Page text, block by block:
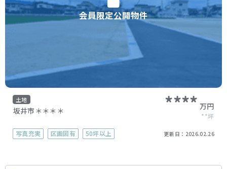
会員限定公開物件
土地
坂井市＊＊＊＊ **** 万円
**坪
写真充実
区画図有 50坪以上 更新日： 2026.02.26